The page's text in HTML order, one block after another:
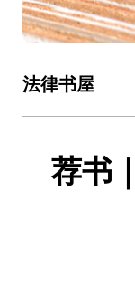
法律书屋
荐书